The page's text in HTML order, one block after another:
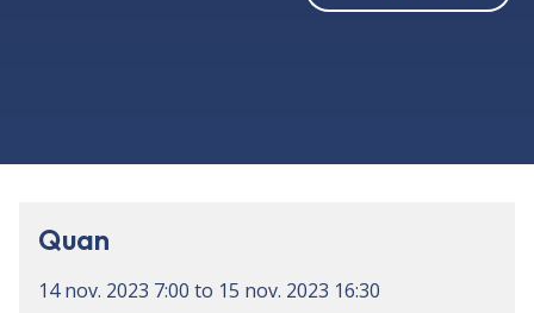
Quan
14 nov. 2023 7:00 to 15 nov. 2023 16:30